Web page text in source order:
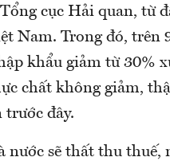
cục Hải quan, từ
Nam. Trong đó, trên
khẩu giảm từ 30%
chất không giảm,
trước đây.
sẽ thất thu thuế,